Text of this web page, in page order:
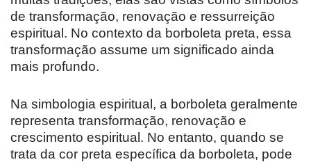
de transformação, renovação e ressurreição
espiritual. No contexto da borboleta preta, essa
transformação assume um significado ainda
mais profundo.
Na simbologia espiritual, a borboleta geralmente
representa transformação, renovação e
crescimento espiritual. No entanto, quando se
trata da cor preta específica da borboleta, pode